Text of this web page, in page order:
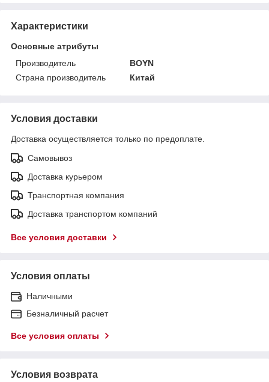
Характеристики
Основные атрибуты
Производитель
BOYN
Страна производитель
Китай
Условия доставки
Доставка осуществляется только по предоплате.
Самовывоз
Доставка курьером
Транспортная компания
Доставка транспортом компаний
Все условия доставки
Условия оплаты
Наличными
Безналичный расчет
Все условия оплаты
Условия возврата